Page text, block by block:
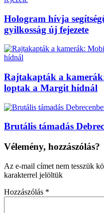
Hologram hívja
gyilkosság új fejezete
Rajtakapták a
loptak a Margit hídnál
Brutális támadás
Vélemény, hozzászólás?
Az e-mail címet nem tesszük
karakterrel jelöltük
Hozzászólás *